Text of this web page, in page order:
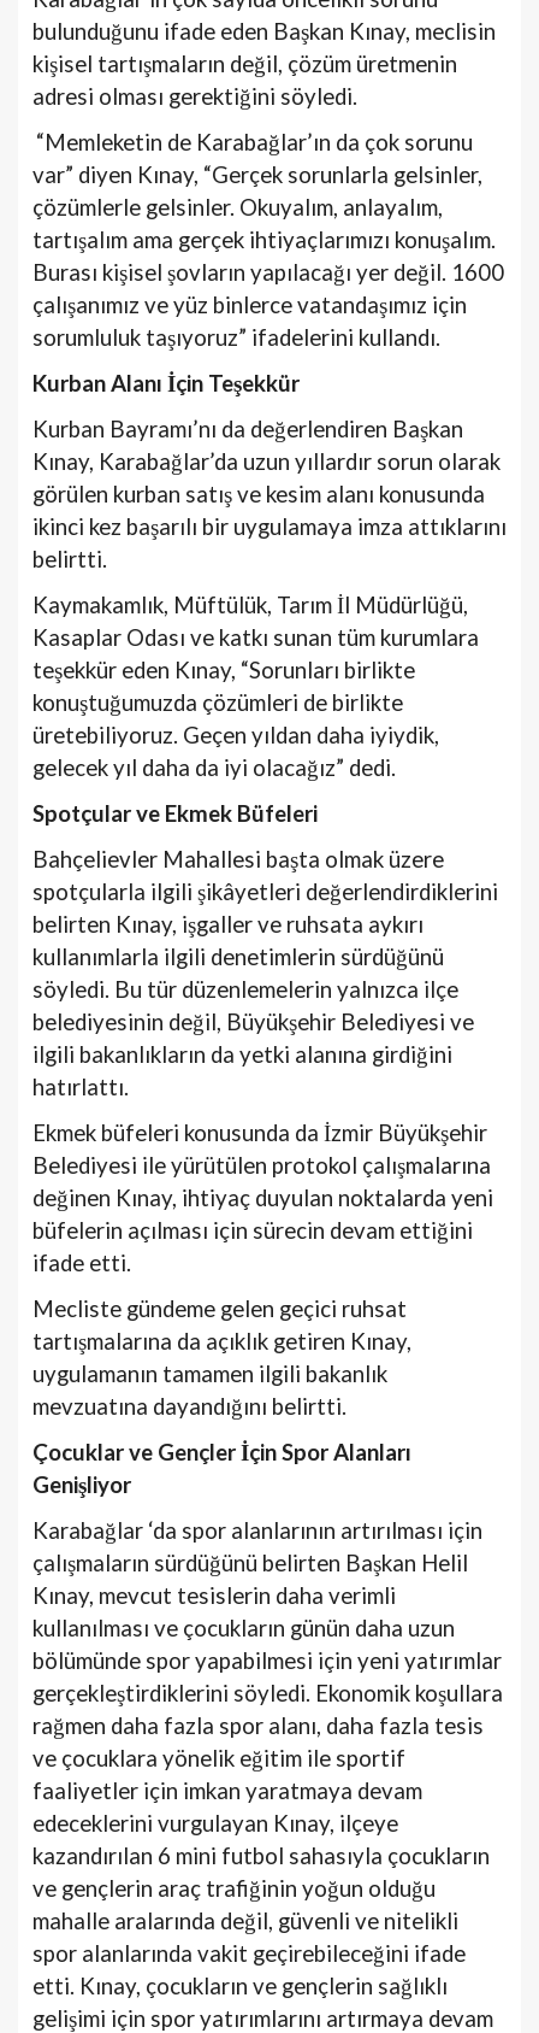
bulunduğunu ifade eden Başkan Kınay, meclisin
kişisel tartışmaların değil, çözüm üretmenin
adresi olması gerektiğini söyledi.
“Memleketin de Karabağlar’ın da çok sorunu
var” diyen Kınay, “Gerçek sorunlarla gelsinler,
çözümlerle gelsinler. Okuyalım, anlayalım,
tartışalım ama gerçek ihtiyaçlarımızı konuşalım.
Burası kişisel şovların yapılacağı yer değil. 1600
çalışanımız ve yüz binlerce vatandaşımız için
sorumluluk taşıyoruz” ifadelerini kullandı.
Kurban Alanı İçin Teşekkür
Kurban Bayramı’nı da değerlendiren Başkan
Kınay, Karabağlar’da uzun yıllardır sorun olarak
görülen kurban satış ve kesim alanı konusunda
ikinci kez başarılı bir uygulamaya imza attıklarını
belirtti.
Kaymakamlık, Müftülük, Tarım İl Müdürlüğü,
Kasaplar Odası ve katkı sunan tüm kurumlara
teşekkür eden Kınay, “Sorunları birlikte
konuştuğumuzda çözümleri de birlikte
üretebiliyoruz. Geçen yıldan daha iyiydik,
gelecek yıl daha da iyi olacağız” dedi.
Spotçular ve Ekmek Büfeleri
Bahçelievler Mahallesi başta olmak üzere
spotçularla ilgili şikâyetleri değerlendirdiklerini
belirten Kınay, işgaller ve ruhsata aykırı
kullanımlarla ilgili denetimlerin sürdüğünü
söyledi. Bu tür düzenlemelerin yalnızca ilçe
belediyesinin değil, Büyükşehir Belediyesi ve
ilgili bakanlıkların da yetki alanına girdiğini
hatırlattı.
Ekmek büfeleri konusunda da İzmir Büyükşehir
Belediyesi ile yürütülen protokol çalışmalarına
değinen Kınay, ihtiyaç duyulan noktalarda yeni
büfelerin açılması için sürecin devam ettiğini
ifade etti.
Mecliste gündeme gelen geçici ruhsat
tartışmalarına da açıklık getiren Kınay,
uygulamanın tamamen ilgili bakanlık
mevzuatına dayandığını belirtti.
Çocuklar ve Gençler İçin Spor Alanları
Genişliyor
Karabağlar ‘da spor alanlarının artırılması için
çalışmaların sürdüğünü belirten Başkan Helil
Kınay, mevcut tesislerin daha verimli
kullanılması ve çocukların günün daha uzun
bölümünde spor yapabilmesi için yeni yatırımlar
gerçekleştirdiklerini söyledi. Ekonomik koşullara
rağmen daha fazla spor alanı, daha fazla tesis
ve çocuklara yönelik eğitim ile sportif
faaliyetler için imkan yaratmaya devam
edeceklerini vurgulayan Kınay, ilçeye
kazandırılan 6 mini futbol sahasıyla çocukların
ve gençlerin araç trafiğinin yoğun olduğu
mahalle aralarında değil, güvenli ve nitelikli
spor alanlarında vakit geçirebileceğini ifade
etti. Kınay, çocukların ve gençlerin sağlıklı
gelişimi için spor yatırımlarını artırmaya devam